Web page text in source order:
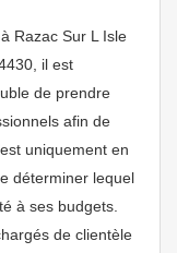
Razac Sur L Isle
il est
de prendre
afin de
uniquement en
déterminer lequel
à ses budgets.
de clientèle